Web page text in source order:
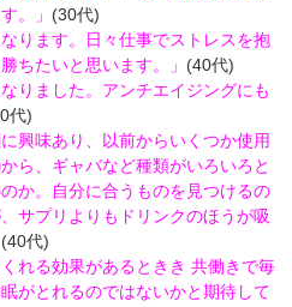
。」 (30代)
ります。日々仕事でストレスを抱
ちたいと思います。」 (40代)
りました。アンチエイジングにも
代)
興味あり、以前からいくつか使用
ら、ギャバなど種類がいろいろと
か。自分に合うものを見つけるの
サプリよりもドリンクのほうが吸
(40代)
れる効果があるときき 共働きで毎
がとれるのではないかと期待して